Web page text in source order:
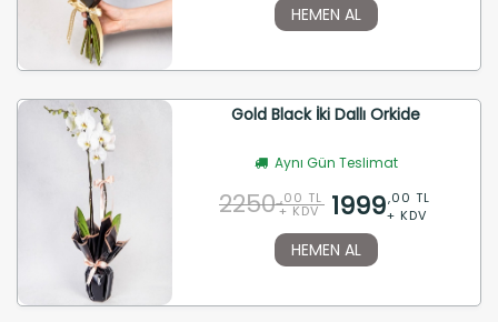
HEMEN AL
Gold Black İki Dallı Orkide
Aynı Gün Teslimat
2250 ,00 TL
+ KDV 1999,00 TL
+ KDV
HEMEN AL